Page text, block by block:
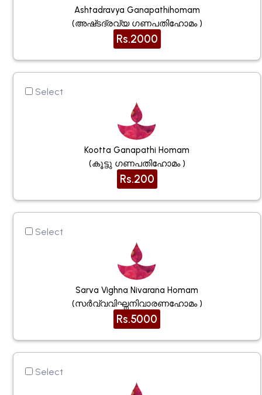
Ashtadravya Ganapathihomam
(അഷ്‌ടദ്രവ്യ ഗണപതിഹോമം )
Rs.2000
Select
Kootta Ganapathi Homam
(കൂട്ടു ഗണപതിഹോമം )
Rs.200
Select
Sarva Vighna Nivarana Homam
(സർവ്വവിഘ്നനിവാരണഹോമം )
Rs.5000
Select